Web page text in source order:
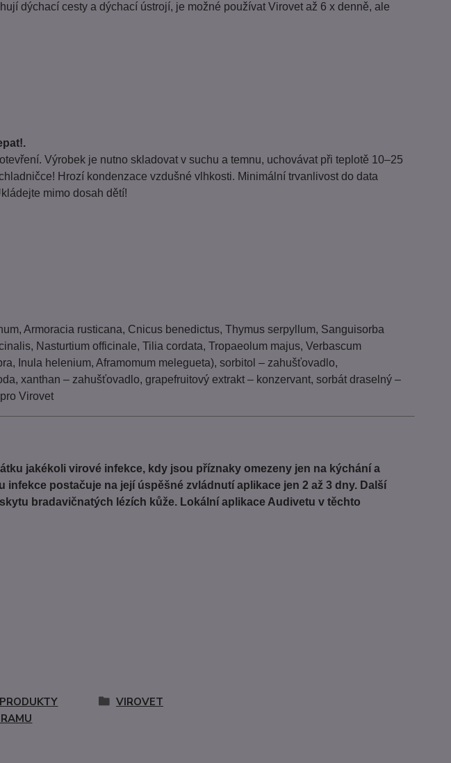
dýchací cesty a dýchací ústrojí, je možné používat Virovet až 6 x denně, ale
Výrobek je nutno skladovat v suchu a temnu, uchovávat při teplotě 10–25
Hrozí kondenzace vzdušné vlhkosti. Minimální trvanlivost do data
mimo dosah dětí!
Armoracia rusticana, Cnicus benedictus, Thymus serpyllum, Sanguisorba
Nasturtium officinale, Tilia cordata, Tropaeolum majus, Verbascum
Inula helenium, Aframomum melegueta), sorbitol – zahušťovadlo,
xanthan – zahušťovadlo, grapefruitový extrakt – konzervant, sorbát draselný –
Virovet
jakékoli virové infekce, kdy jsou příznaky omezeny jen na kýchání a
postačuje na její úspěšné zvládnutí aplikace jen 2 až 3 dny. Další
bradavičnatých lézích kůže. Lokální aplikace Audivetu v těchto
VIROVET